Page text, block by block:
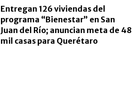
Entregan 126 viviendas del
programa “Bienestar” en San
Juan del Río; anuncian meta de 48
mil casas para Querétaro